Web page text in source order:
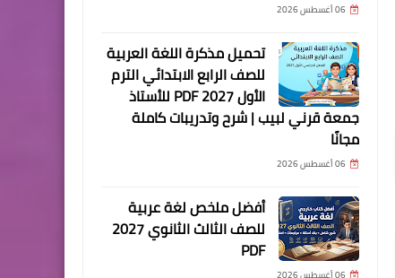
06 أغسطس 2026
تحميل مذكرة اللغة العربية
للصف الرابع الابتدائي الترم
الأول 2027 PDF للأستاذ
جمعة قرني لبيب | شرح وتدريبات كاملة
مجانًا
06 أغسطس 2026
أفضل ملخص لغة عربية
للصف الثالث الثانوي 2027
PDF